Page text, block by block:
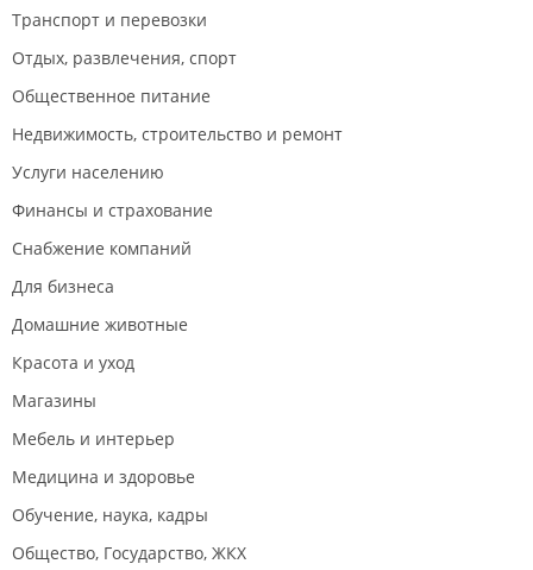
Транспорт и перевозки
Отдых, развлечения, спорт
Общественное питание
Недвижимость, строительство и ремонт
Услуги населению
Финансы и страхование
Снабжение компаний
Для бизнеса
Домашние животные
Красота и уход
Магазины
Мебель и интерьер
Медицина и здоровье
Обучение, наука, кадры
Общество, Государство, ЖКХ